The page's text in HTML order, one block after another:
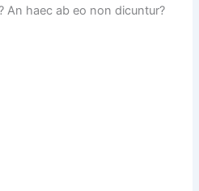
An haec ab eo non dicuntur?